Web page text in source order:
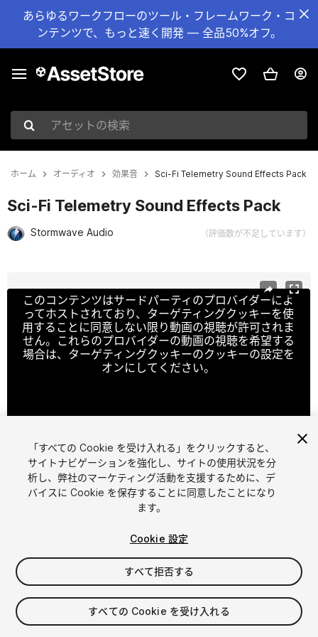
あらゆるワークフローのツール・フレームワーク・コ
ンテンツで、もっと速く開発 — 全品50%オフ。
アセットの検索
ホーム オーディオ 効果音 Sci-Fi Telemetry Sound Effects Pack
Sci-Fi Telemetry Sound Effects Pack
Stormwave Audio （評価数が不足しています）
このコンテンツはサードパーティのプロバイダーによ
ってホストされており、ターゲティングクッキーを使
用することに同意しない限り動画の視聴が許可されま
せん。これらのプロバイダーの動画の視聴を希望する
場合は、ターゲティングクッキーのクッキーの設定を
オンにしてください。
1 /2
$4.99
消費税は決済時に計算されます
「すべての Cookie を受け入れる」をクリックすると、
サイトナビゲーションを強化し、サイトの使用状況を分
析し、弊社のマーケティング活動を支援するために、デ
バイスに Cookie を保存することに同意したことになり
ます。
Cookie 設定
すべて拒否する
すべての Cookie を受け入れる